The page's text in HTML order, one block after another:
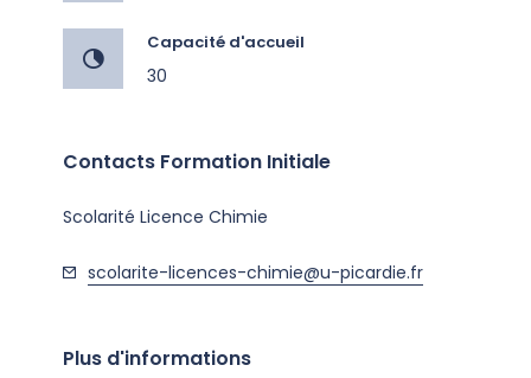
Capacité d'accueil
30
Contacts Formation Initiale
Scolarité Licence Chimie
scolarite-licences-chimie@u-picardie.fr
Plus d'informations